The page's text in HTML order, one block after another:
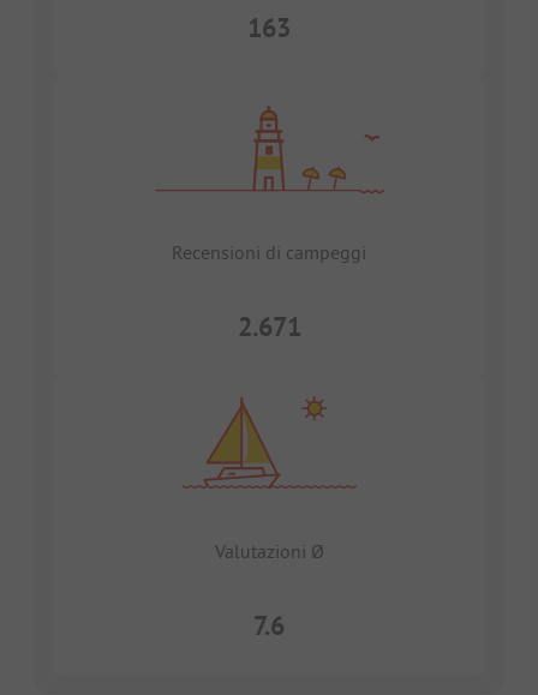
163
Recensioni di campeggi
2.671
Valutazioni Ø
7.6